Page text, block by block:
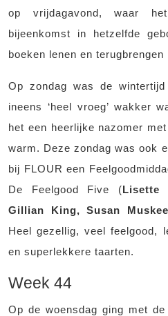
op vrijdagavond, waar
bijeenkomst in hetzelfde
boeken lenen en
Op zondag was de
ineens ‘heel vroeg’ wakker
het een heerlijke nazomer
warm. Deze zondag was ook
bij FLOUR een
De Feelgood Five (Lisette
Gillian King, Susan
Heel gezellig, veel feelgood,
en superlekkere taarten.
Week 44
Op de woensdag ging met